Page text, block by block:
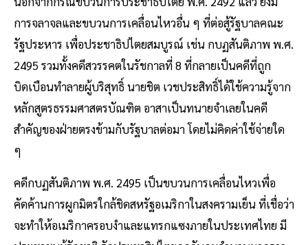
การจลาจลและขบวนการเคลื่อนไหวอื่น ๆ ที่ต่อสู้รัฐบาลคณะ
รัฐประหาร เพื่อประชาธิปไตยสมบูรณ์ เช่น กบฏสันติภาพ พ.ศ.
2495 รวมทั้งคดีสวรรคตในรัชกาลที่ 8 ที่กลายเป็นคดีที่ถูก
บิดเบือนทำลายผู้บริสุทธิ์ นายชิต เวชประสิทธิ์ได้ใช้ความรู้จาก
หลักสูตรธรรมศาสตรบัณฑิต อาสาเป็นทนายจำเลยในคดี
สำคัญของฝ่ายตรงข้ามกับรัฐบาลต่อมา โดยไม่คิดค่าใช้จ่ายใด
ๆ
คดีกบฏสันติภาพ พ.ศ. 2495 เป็นขบวนการเคลื่อนไหวเพื่อ
คัดค้านการผูกมิตรใกล้ชิดสหรัฐอเมริกาในสงครามเย็น ที่เชื่อว่า
จะทำให้อเมริกาครอบงำและแทรกแซงภายในประเทศไทย มี